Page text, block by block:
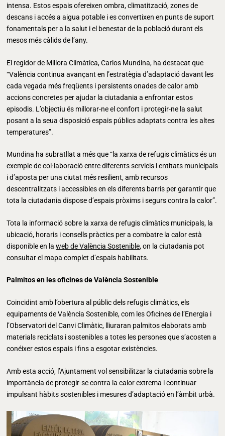
intensa. Estos espais ofereixen ombra, climatització, zones de
descans i accés a aigua potable i es convertixen en punts de suport
fonamentals per a la salut i el benestar de la població durant els
mesos més càlids de l’any.
El regidor de Millora Climàtica, Carlos Mundina, ha destacat que
“València continua avançant en l’estratègia d’adaptació davant les
cada vegada més freqüents i persistents onades de calor amb
accions concretes per ajudar la ciutadania a enfrontar estos
episodis. L’objectiu és millorar-ne el confort i protegir-ne la salut
posant a la seua disposició espais públics adaptats contra les altes
temperatures”.
Mundina ha subratllat a més que “la xarxa de refugis climàtics és un
exemple de col·laboració entre diferents servicis i entitats municipals
i d’aposta per una ciutat més resilient, amb recursos
descentralitzats i accessibles en els diferents barris per garantir que
tota la ciutadania dispose d’espais pròxims i segurs contra la calor”.
Tota la informació sobre la xarxa de refugis climàtics municipals, la
ubicació, horaris i consells pràctics per a combatre la calor està
disponible en laweb de València Sostenible, on la ciutadania pot
consultar el mapa complet d’espais habilitats.
Palmitos en les oficines de València Sostenible
Coincidint amb l’obertura al públic dels refugis climàtics, els
equipaments de València Sostenible, com les Oficines de l’Energia i
l’Observatori del Canvi Climàtic, lliuraran palmitos elaborats amb
materials reciclats i sostenibles a totes les persones que s’acosten a
conéixer estos espais i fins a esgotar existències.
Amb esta acció, l’Ajuntament vol sensibilitzar la ciutadania sobre la
importància de protegir-se contra la calor extrema i continuar
impulsant hàbits sostenibles i mesures d’adaptació en l’àmbit urbà.